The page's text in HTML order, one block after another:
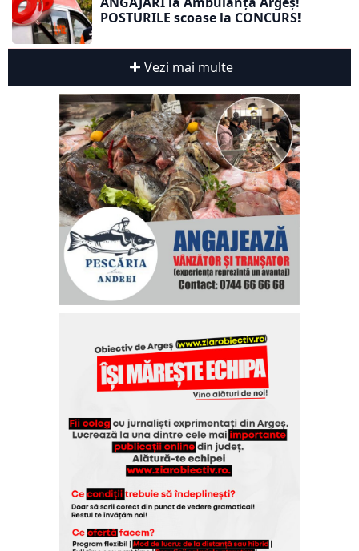
POSTURILE scoase la CONCURS!
Vezi mai multe